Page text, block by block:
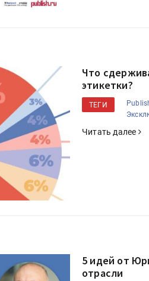
Что
этикетки?
ТЕГИ
Читать далее
5 идей от
отрасли